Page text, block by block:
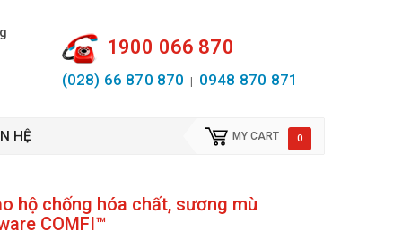
1900 066 870
(028) 66 870 870 0948 870 871
HỆ MY CART 0
hộ chống hóa chất, sương mù
COMFI™